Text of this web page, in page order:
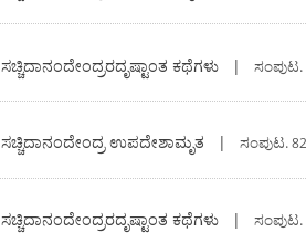
ಸಚ್ಚಿದಾನಂದೇಂದ್ರರದೃಷ್ಟಾಂತ ಕಥೆಗಳು | ಸಂಪುಟ.
ಸಚ್ಚಿದಾನಂದೇಂದ್ರ ಉಪದೇಶಾಮೃತ | ಸಂಪುಟ.
ಸಚ್ಚಿದಾನಂದೇಂದ್ರರದೃಷ್ಟಾಂತ ಕಥೆಗಳು | ಸಂಪುಟ.